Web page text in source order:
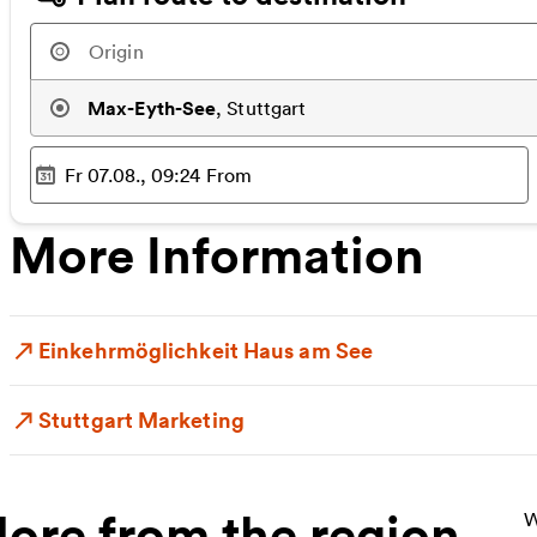
Max-Eyth-See,Stuttgart
Selected time:
Fr 07.08., 09:24 From
More Information
Einkehrmöglichkeit Haus am See
Stuttgart Marketing